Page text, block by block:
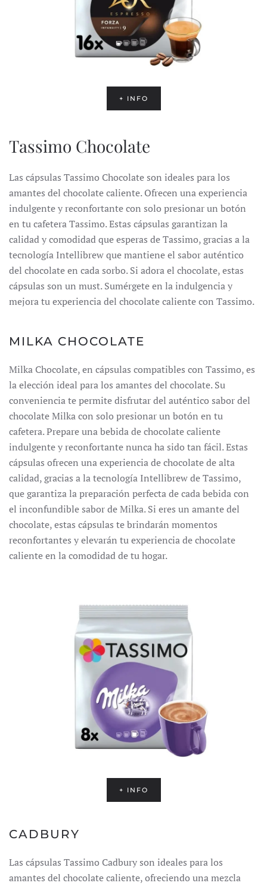
+ INFO
Tassimo Chocolate
Las cápsulas Tassimo Chocolate son ideales para los
amantes del chocolate caliente.Ofrecen una experiencia
indulgente y reconfortante con solo presionar un botón
en tu cafetera Tassimo.Estas cápsulas garantizan la
calidad y comodidad que esperas de Tassimo, gracias a la
tecnología Intellibrew que mantiene el sabor auténtico
del chocolate en cada sorbo.Si adora el chocolate, estas
cápsulas son un must.Sumérgete en la indulgencia y
mejora tu experiencia del chocolate caliente con Tassimo.
MILKA CHOCOLATE
Milka Chocolate, en cápsulas compatibles con Tassimo, es
la elección ideal para los amantes del chocolate. Su
conveniencia te permite disfrutar del auténtico sabor del
chocolate Milka con solo presionar un botón en tu
cafetera. Prepare una bebida de chocolate caliente
indulgente y reconfortante nunca ha sido tan fácil. Estas
cápsulas ofrecen una experiencia de chocolate de alta
calidad, gracias a la tecnología Intellibrew de Tassimo,
que garantiza la preparación perfecta de cada bebida con
el inconfundible sabor de Milka. Si eres un amante del
chocolate, estas cápsulas te brindarán momentos
reconfortantes y elevarán tu experiencia de chocolate
caliente en la comodidad de tu hogar.
+ INFO
CADBURY
Las cápsulas Tassimo Cadbury son ideales para los
amantes del chocolate caliente, ofreciendo una mezcla